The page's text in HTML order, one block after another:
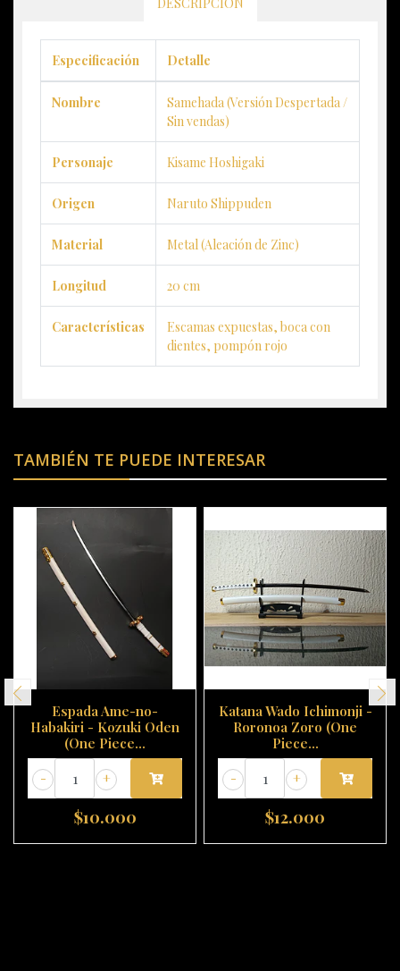
Especificación Detalle
Nombre
Samehada (Versión Despertada /
Sin vendas)
Personaje Kisame Hoshigaki
Origen Naruto Shippuden
Material Metal (Aleación de Zinc)
Longitud 20 cm
Características
Escamas expuestas, boca con
dientes, pompón rojo
TAMBIÉN TE PUEDE INTERESAR
Espada Ame-no-
Habakiri - Kozuki Oden
(One Piece...
+
-
$10.000
Katana Wado Ichimonji -
Roronoa Zoro (One
Piece...
+
-
$12.000